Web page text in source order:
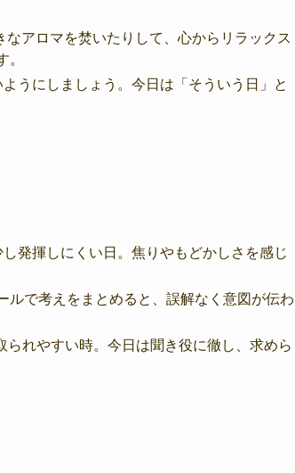
アロマを焚いたりして、心からリラックス
。
うにしましょう。今日は「そういう日」と
発揮しにくい日。焦りやもどかしさを感じ
で考えをまとめると、誤解なく意図が伝わ
れやすい時。今日は聞き役に徹し、求めら